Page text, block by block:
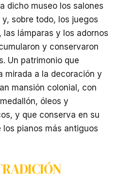
dicho museo los salones
sobre todo, los juegos
las lámparas y los adornos
y conservaron
Un patrimonio que
mirada a la decoración y
mansión colonial, con
óleos y
y que conserva en su
pianos más antiguos